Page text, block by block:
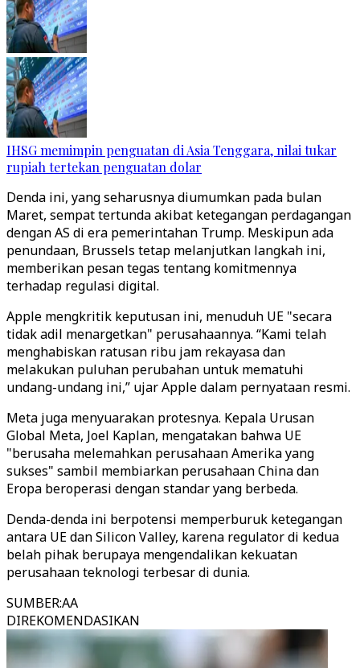
IHSG memimpin penguatan di Asia Tenggara, nilai tukar
rupiah tertekan penguatan dolar
Denda ini, yang seharusnya diumumkan pada bulan
Maret, sempat tertunda akibat ketegangan perdagangan
dengan AS di era pemerintahan Trump. Meskipun ada
penundaan, Brussels tetap melanjutkan langkah ini,
memberikan pesan tegas tentang komitmennya
terhadap regulasi digital.
Apple mengkritik keputusan ini, menuduh UE "secara
tidak adil menargetkan" perusahaannya. “Kami telah
menghabiskan ratusan ribu jam rekayasa dan
melakukan puluhan perubahan untuk mematuhi
undang-undang ini,” ujar Apple dalam pernyataan resmi.
Meta juga menyuarakan protesnya. Kepala Urusan
Global Meta, Joel Kaplan, mengatakan bahwa UE
"berusaha melemahkan perusahaan Amerika yang
sukses" sambil membiarkan perusahaan China dan
Eropa beroperasi dengan standar yang berbeda.
Denda-denda ini berpotensi memperburuk ketegangan
antara UE dan Silicon Valley, karena regulator di kedua
belah pihak berupaya mengendalikan kekuatan
perusahaan teknologi terbesar di dunia.
SUMBER:AA
DIREKOMENDASIKAN